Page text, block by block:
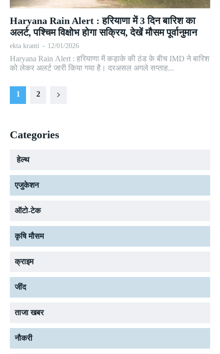
Haryana Rain Alert : हरियाणा में 3 दिन बारिश का
अलर्ट, पश्चिम विक्षोभ होगा सक्रिय, देखें मौसम पूर्वानुमान
ekta kranti - 12/01/2026
Haryana Rain Alert : हरियाणा में कड़ाके की ठंड के बीच IMD ने बारिश
को लेकर अलर्ट जारी किया गया है। दरअसल अगले सप्ताह...
1 2
Categories
हेल्थ
एजुकेशन
ऑटो-टेक
कृषि मौसम
क्राइम
जींद
ताजा खबर
नौकरी